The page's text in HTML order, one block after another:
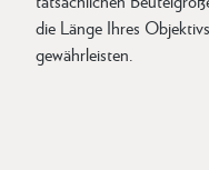
die Länge Ihres
gewährleisten.